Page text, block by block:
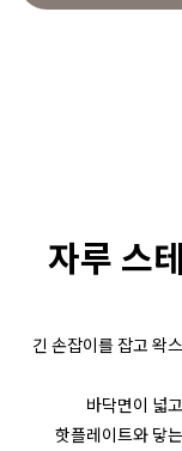
자루 스
긴 손잡이를 잡고 왁
바닥면이 넓
핫플레이트와 닿